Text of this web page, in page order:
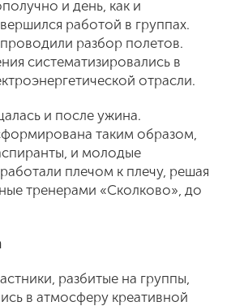
и день, как и
работой в группах.
разбор полетов.
систематизировались в
отрасли.
и после ужина.
таким образом,
и молодые
плечом к плечу, решая
тренерами «Сколково», до
разбитые на группы,
в атмосферу креативной